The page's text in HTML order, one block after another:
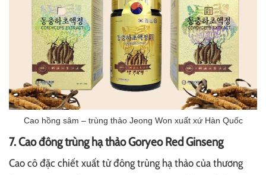
Cao hồng sâm – trùng thảo Jeong Won xuất xứ Hàn Quốc
7. Cao đông trùng hạ thảo Goryeo Red Ginseng
Cao cô đặc chiết xuất từ đông trùng hạ thảo của thương